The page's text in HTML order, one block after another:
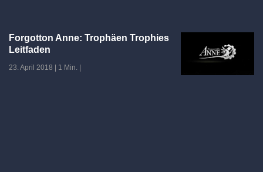
Forgotton Anne: Trophäen Trophies
Leitfaden
23. April 2018 1 Min.